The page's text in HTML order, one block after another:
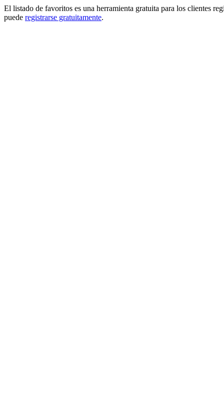
El listado de favoritos es una herramienta gratuita para los clientes
puede registrarse gratuitamente.